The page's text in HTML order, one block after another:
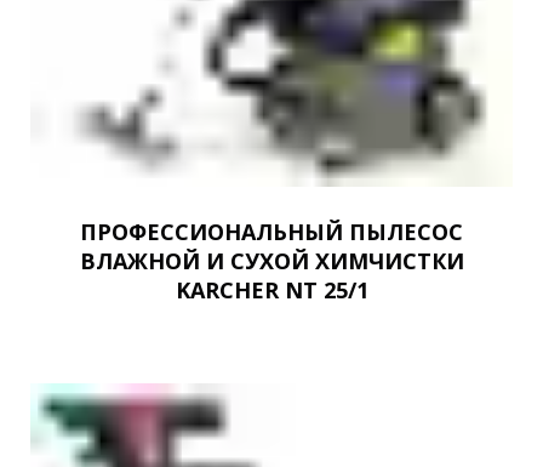
ПРОФЕССИОНАЛЬНЫЙ ПЫЛЕСОС
ВЛАЖНОЙ И СУХОЙ ХИМЧИСТКИ
KARCHER NT 25/1